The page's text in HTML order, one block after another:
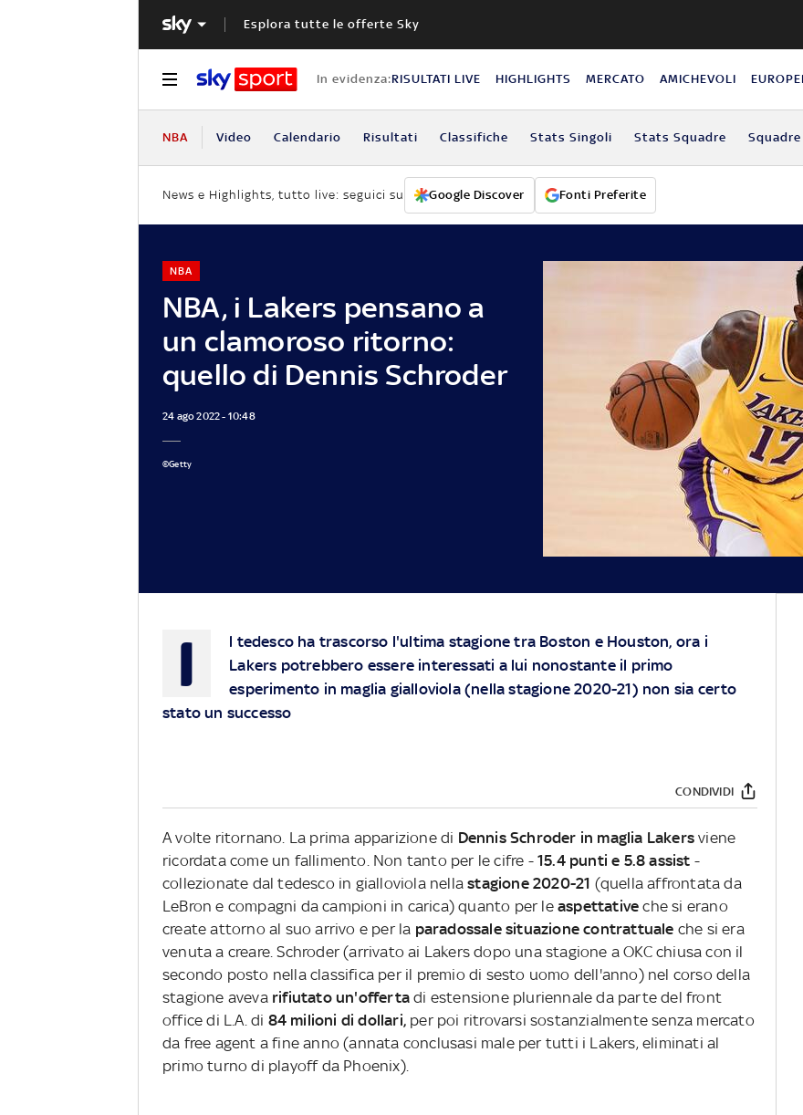
Esplora tutte le offerte Sky
In evidenza:RISULTATI LIVE HIGHLIGHTS MERCATO AMICHEVOLI
NBA Video Calendario Risultati Classifiche Stats Singoli Stats Squadre Squadre
News e Highlights, tutto live: seguici su Google Discover Fonti Preferite
NBA, i Lakers pensano a
un clamoroso ritorno:
quello di Dennis Schroder
NBA
24 ago 2022 - 10:48
©Getty
I
l tedesco ha trascorso l'ultima stagione tra Boston e Houston, ora i
Lakers potrebbero essere interessati a lui nonostante il primo
esperimento in maglia gialloviola (nella stagione 2020-21) non sia certo
stato un successo
CONDIVIDI
A volte ritornano. La prima apparizione di Dennis Schroder in maglia Lakersviene
ricordata come un fallimento. Non tanto per le cifre - 15.4 punti e 5.8 assist -
collezionate dal tedesco in gialloviola nella stagione 2020-21 (quella affrontata da
LeBron e compagni da campioni in carica) quanto per le aspettativeche si erano
create attorno al suo arrivo e per la paradossale situazione contrattuale che si era
venuta a creare. Schroder (arrivato ai Lakers dopo una stagione a OKC chiusa con il
secondo posto nella classifica per il premio di sesto uomo dell'anno) nel corso della
stagione aveva rifiutato un'offerta di estensione pluriennale da parte del front
office di L.A. di 84 milioni di dollari, per poi ritrovarsi sostanzialmente senza mercato
da free agent a fine anno (annata conclusasi male per tutti i Lakers, eliminati al
primo turno di playoff da Phoenix).